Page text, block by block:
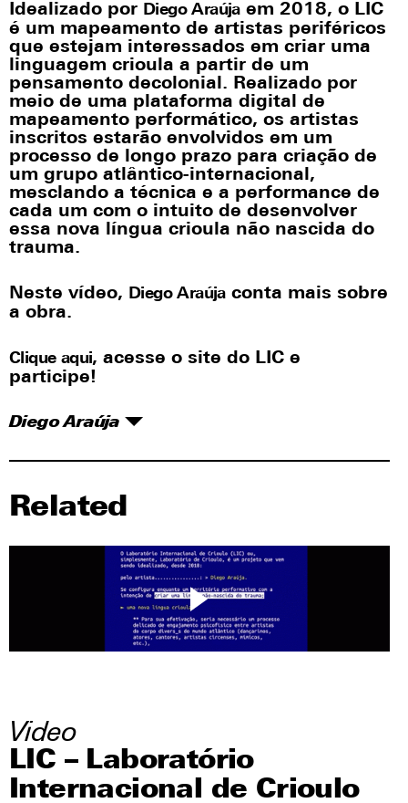
Idealizado por Diego Araújaem 2018, o LIC
é um mapeamento de artistas periféricos
que estejam interessados em criar uma
linguagem crioula a partir de um
pensamento decolonial. Realizado por
meio de uma plataforma digital de
mapeamento performático, os artistas
inscritos estarão envolvidos em um
processo de longo prazo para criação de
um grupo atlântico-internacional,
mesclando a técnica e a performance de
cada um com o intuito de desenvolver
essa nova língua crioula não nascida do
trauma.
Neste vídeo, Diego Araújaconta mais sobre
a obra.
Clique aqui, acesse o site do LIC e
participe!
Diego Araúja
Related
Video
LIC – Laboratório
Internacional de Crioulo